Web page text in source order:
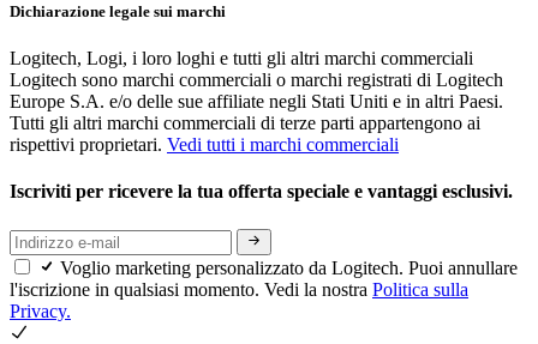
Dichiarazione legale sui marchi
Logitech, Logi, i loro loghi e tutti gli altri marchi commerciali
Logitech sono marchi commerciali o marchi registrati di Logitech
Europe S.A. e/o delle sue affiliate negli Stati Uniti e in altri Paesi.
Tutti gli altri marchi commerciali di terze parti appartengono ai
rispettivi proprietari. Vedi tutti i marchi commerciali
Iscriviti per ricevere la tua offerta speciale e vantaggi esclusivi.
Voglio marketing personalizzato da Logitech. Puoi annullare
l'iscrizione in qualsiasi momento. Vedi la nostra Politica sulla
Privacy.